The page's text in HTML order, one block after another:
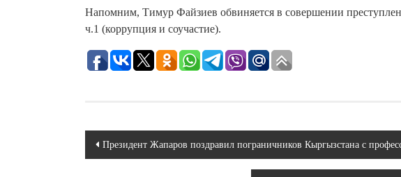
Напомним, Тимур Файзиев обвиняется в совершении
ч.1 (коррупция и соучастие).
Навигация
Президент Жапаров поздравил пограничников Кыргызстана с